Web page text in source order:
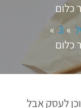
כלום
3
כלום
לעסק אבל